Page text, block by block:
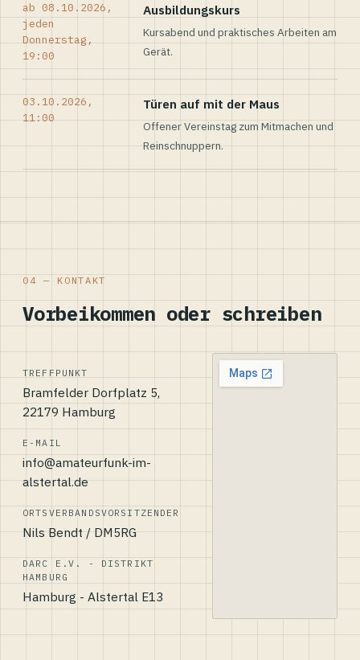
ab 08.10.2026,
jeden
Donnerstag,
19:00
Ausbildungskurs
Kursabend und praktisches Arbeiten am
Gerät.
03.10.2026,
11:00
Türen auf mit der Maus
Offener Vereinstag zum Mitmachen und
Reinschnuppern.
04 — KONTAKT
Vorbeikommen oder schreiben
TREFFPUNKT
Bramfelder Dorfplatz 5,
22179 Hamburg
E-MAIL
info@amateurfunk-im-
alstertal.de
ORTSVERBANDSVORSITZENDER
Nils Bendt / DM5RG
DARC E.V. - DISTRIKT
HAMBURG
Hamburg - Alstertal E13